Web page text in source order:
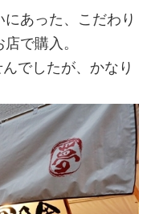
あった、こだわり
で購入。
でしたが、かなり